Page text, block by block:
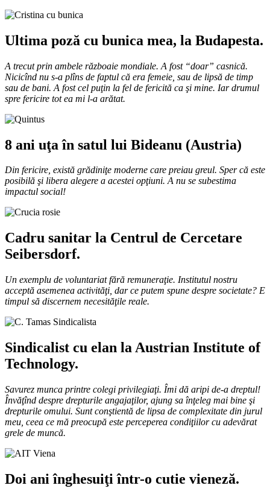
Ultima poză cu bunica mea, la Budapesta.
A trecut prin ambele războaie mondiale. A fost “doar” casnică.
Nicicînd nu s-a plîns de faptul că era femeie, sau de lipsă de timp
sau de bani. A fost cel puţin la fel de fericită ca şi mine. Iar drumul
spre fericire tot ea mi l-a arătat.
8 ani uţa în satul lui Bideanu (Austria)
Din fericire, există grădiniţe moderne care preiau greul. Sper că este
posibilă şi libera alegere a acestei opţiuni. A nu se subestima
impactul social!
Cadru sanitar la Centrul de Cercetare
Seibersdorf.
Un exemplu de voluntariat fără remuneraţie. Institutul nostru
acceptă asemenea activităţi, dar ce putem spune despre societate? E
timpul să discernem necesităţile reale.
Sindicalist cu elan la Austrian Institute of
Technology.
Savurez munca printre colegi privilegiaţi. Îmi dă aripi de-a dreptul!
Învăţînd despre drepturile angajaţilor, ajung sa înţeleg mai bine şi
drepturile omului. Sunt conştientă de lipsa de complexitate din jurul
meu, ceea ce mă preocupă este perceperea condiţiilor cu adevărat
grele de muncă.
Doi ani înghesuiţi într-o cutie vieneză.